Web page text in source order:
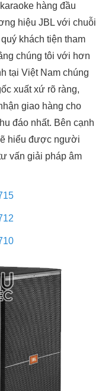
hàng đầu
hiệu JBL với chuỗi
khách tiện tham
chúng tôi với hơn
tại Việt Nam chúng
xuất xứ rõ ràng,
giao hàng cho
đáo nhất. Bên cạnh
hiểu được người
vấn giải pháp âm